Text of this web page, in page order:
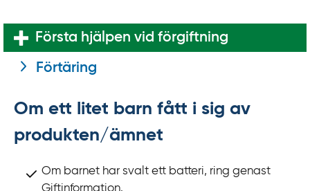
e
Första hjälpen vid förgiftning
Förtäring
Om ett litet barn fått i sig av
produkten/ämnet
Om barnet har svalt ett batteri, ring genast